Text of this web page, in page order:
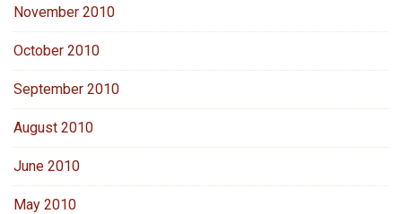
November 2010
October 2010
September 2010
August 2010
June 2010
May 2010